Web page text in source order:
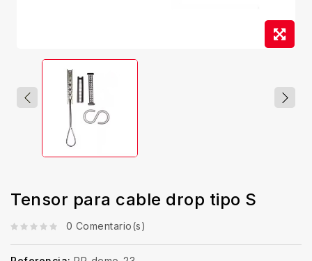
Tensor para cable drop tipo S
0 Comentario(s)